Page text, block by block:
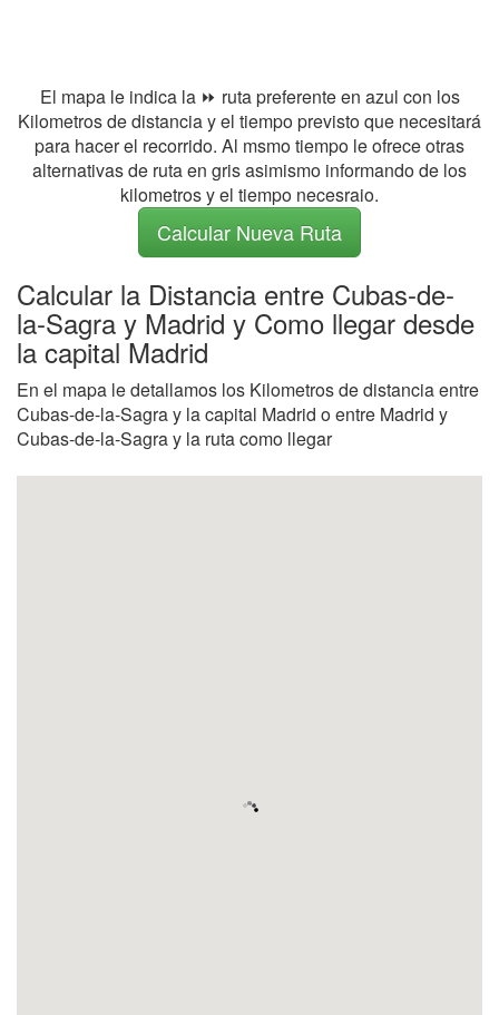
El mapa le indica la ⏩ ruta preferente en azul con los
Kilometros de distancia y el tiempo previsto que necesitará
para hacer el recorrido. Al msmo tiempo le ofrece otras
alternativas de ruta en gris asimismo informando de los
kilometros y el tiempo necesraio.
Calcular Nueva Ruta
Calcular la Distancia entre Cubas-de-
la-Sagra y Madrid y Como llegar desde
la capital Madrid
En el mapa le detallamos los Kilometros de distancia entre
Cubas-de-la-Sagra y la capital Madrid o entre Madrid y
Cubas-de-la-Sagra y la ruta como llegar